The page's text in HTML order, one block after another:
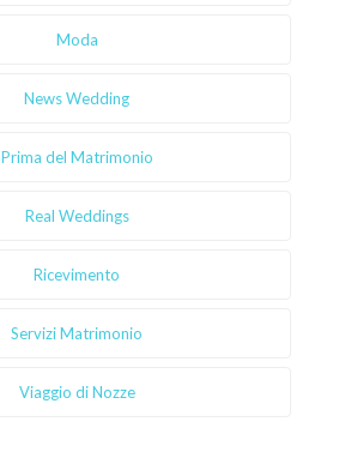
Moda
News Wedding
Prima del Matrimonio
Real Weddings
Ricevimento
Servizi Matrimonio
Viaggio di Nozze